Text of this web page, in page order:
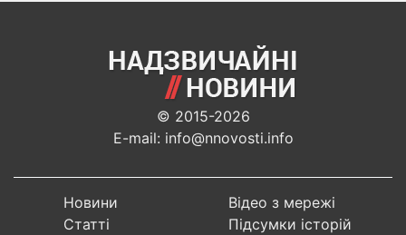
© 2015-2026
E-mail: info@nnovosti.info
Новини
Статті
Відео з мережі
Підсумки історій